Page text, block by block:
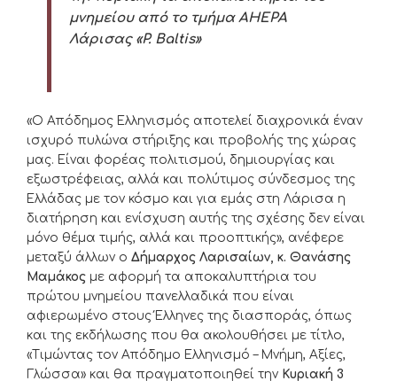
μνημείου από το τμήμαAHEPA
Λάρισας «P. Baltis»
«Ο Απόδημος Ελληνισμός αποτελεί διαχρονικά έναν
ισχυρό πυλώνα στήριξης και προβολής της χώρας
μας. Είναι φορέας πολιτισμού, δημιουργίας και
εξωστρέφειας, αλλά και πολύτιμος σύνδεσμος της
Ελλάδας με τον κόσμο και για εμάς στη Λάρισα η
διατήρηση και ενίσχυση αυτής της σχέσης δεν είναι
μόνο θέμα τιμής, αλλά και προοπτικής», ανέφερε
μεταξύ άλλων ο Δήμαρχος Λαρισαίων, κ. Θανάσης
Μαμάκος με αφορμή τα αποκαλυπτήρια του
πρώτου μνημείου πανελλαδικά που είναι
αφιερωμένο στους Έλληνες της διασποράς, όπως
και της εκδήλωσης που θα ακολουθήσει με τίτλο,
«Τιμώντας τον Απόδημο Ελληνισμό – Μνήμη, Αξίες,
Γλώσσα» και θα πραγματοποιηθεί την Κυριακή 3